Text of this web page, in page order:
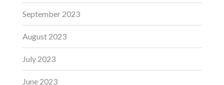
September 2023
August 2023
July 2023
June 2023